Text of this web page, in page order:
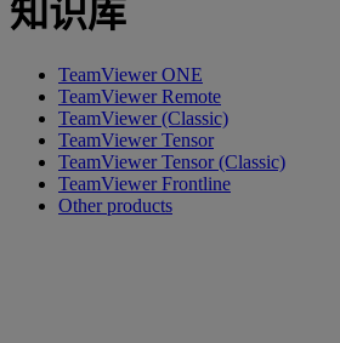
知识库
TeamViewer ONE
TeamViewer Remote
TeamViewer (Classic)
TeamViewer Tensor
TeamViewer Tensor (Classic)
TeamViewer Frontline
Other products